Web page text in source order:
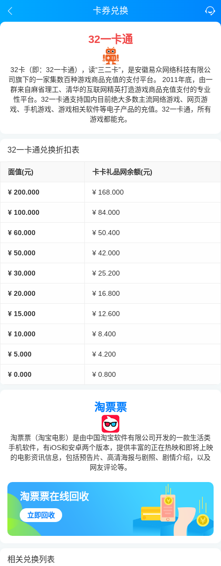
卡券兑换
32一卡通
32卡（即：32一卡通），读“三二卡”，是安徽易众网络科技有限公
司旗下的一家集数百种游戏商品充值的支付平台。 2011年底，由一
群来自麻省理工、清华的互联网精英打造游戏商品充值支付的专业
性平台。32一卡通支持国内目前绝大多数主流网络游戏、网页游
戏、手机游戏、游戏相关软件等电子产品的充值。32一卡通，所有
游戏都能充。
32一卡通兑换折扣表
面值(元) 卡卡礼品网余额(元)
¥ 200.000 ¥ 168.000
¥ 100.000 ¥ 84.000
¥ 60.000 ¥ 50.400
¥ 50.000 ¥ 42.000
¥ 30.000 ¥ 25.200
¥ 20.000 ¥ 16.800
¥ 15.000 ¥ 12.600
¥ 10.000 ¥ 8.400
¥ 5.000 ¥ 4.200
¥ 0.000 ¥ 0.800
淘票票
淘票票（淘宝电影）是由中国淘宝软件有限公司开发的一款生活类
手机软件，有iOS和安卓两个版本，提供丰富的正在热映和即将上映
的电影资讯信息，包括预告片、高清海报与剧照、剧情介绍，以及
网友评论等。
淘票票在线回收
立即回收
相关兑换列表